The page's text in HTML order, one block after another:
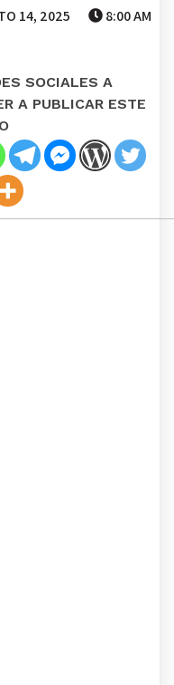
14, 2025 8:00 AM
SOCIALES A
A PUBLICAR ESTE